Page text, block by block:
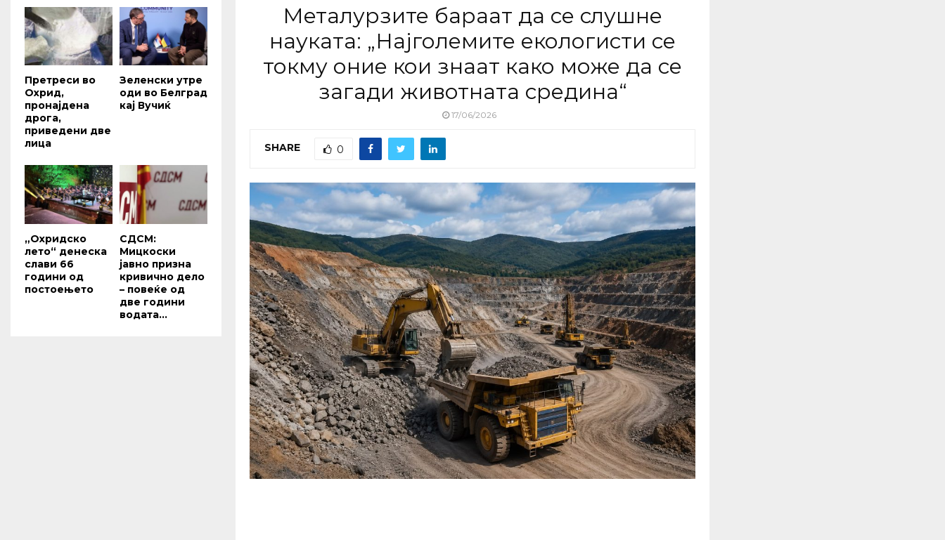
Металурзите бараат да се слушне
науката: „Најголемите екологисти се
токму оние кои знаат како може да се
загади животната средина“
17/06/2026
SHARE 0
Претреси во
Охрид,
пронајдена
дрога,
приведени две
лица
Зеленски утре
оди во Белград
кај Вучиќ
„Охридско
лето“ денеска
слави 66
години од
постоењето
СДСМ:
Мицкоски
јавно призна
кривично дело
– повеќе од
две години
водата...